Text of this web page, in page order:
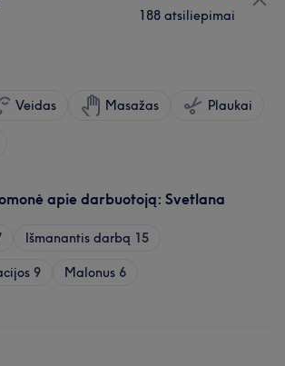
188 atsiliepimai
Veidas Masažas Plaukai
apie darbuotoją: Svetlana
Išmanantis darbą 15
9 Malonus 6